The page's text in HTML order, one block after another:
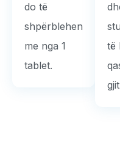
do të
shpërblehen
me nga 1
tablet.
të